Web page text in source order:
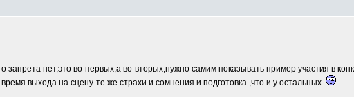
запрета нет,это во-первых,а во-вторых,нужно самим показывать пример участия в
выхода на сцену-те же страхи и сомнения и подготовка ,что и у остальных.